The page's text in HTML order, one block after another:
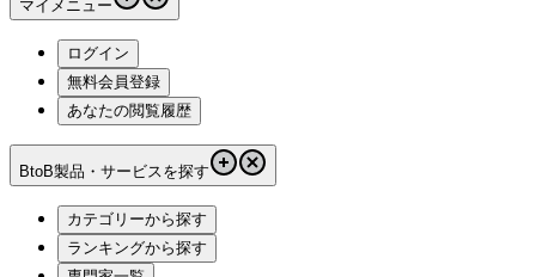
マイメニュー
ログイン
無料会員登録
あなたの閲覧履歴
BtoB製品・サービスを探す
カテゴリーから探す
ランキングから探す